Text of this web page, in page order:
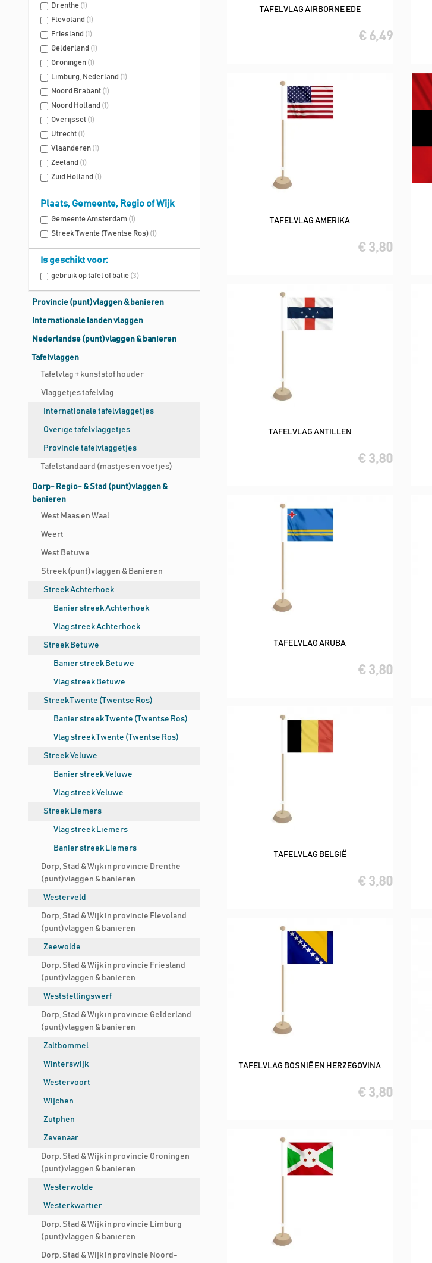
Drenthe (1)
Flevoland (1)
Friesland (1)
Gelderland (1)
Groningen (1)
Limburg, Nederland (1)
Noord Brabant (1)
Noord Holland (1)
Overijssel (1)
Utrecht (1)
Vlaanderen (1)
Zeeland (1)
Zuid Holland (1)
Plaats, Gemeente, Regio of Wijk
Gemeente Amsterdam (1)
Streek Twente (Twentse Ros) (1)
Is geschikt voor:
gebruik op tafel of balie (3)
Provincie (punt)vlaggen & banieren
Internationale landen vlaggen
Nederlandse (punt)vlaggen & banieren
Tafelvlaggen
Tafelvlag + kunststof houder
Vlaggetjes tafelvlag
Internationale tafelvlaggetjes
Overige tafelvlaggetjes
Provincie tafelvlaggetjes
Tafelstandaard (mastjes en voetjes)
Dorp- Regio- & Stad (punt)vlaggen &
banieren
West Maas en Waal
Weert
West Betuwe
Streek (punt)vlaggen & Banieren
Streek Achterhoek
Banier streek Achterhoek
Vlag streek Achterhoek
Streek Betuwe
Banier streek Betuwe
Vlag streek Betuwe
Streek Twente (Twentse Ros)
Banier streek Twente (Twentse Ros)
Vlag streek Twente (Twentse Ros)
Streek Veluwe
Banier streek Veluwe
Vlag streek Veluwe
Streek Liemers
Vlag streek Liemers
Banier streek Liemers
Dorp, Stad & Wijk in provincie Drenthe
(punt)vlaggen & banieren
Westerveld
Dorp, Stad & Wijk in provincie Flevoland
(punt)vlaggen & banieren
Zeewolde
Dorp, Stad & Wijk in provincie Friesland
(punt)vlaggen & banieren
Weststellingswerf
Dorp, Stad & Wijk in provincie Gelderland
(punt)vlaggen & banieren
Zaltbommel
Winterswijk
Westervoort
Wijchen
Zutphen
Zevenaar
Dorp, Stad & Wijk in provincie Groningen
(punt)vlaggen & banieren
Westerwolde
Westerkwartier
Dorp, Stad & Wijk in provincie Limburg
(punt)vlaggen & banieren
Dorp, Stad & Wijk in provincie Noord-
In winkelwagen
TAFELVLAG AIRBORNE EDE
€ 6,49
In winkelwagen
TAFELVLAG AMERIKA
€ 3,80
In winkelwagen
TAFELVLAG ANTILLEN
€ 3,80
In winkelwagen
TAFELVLAG ARUBA
€ 3,80
In winkelwagen
TAFELVLAG BELGIË
€ 3,80
In winkelwagen
TAFELVLAG BOSNIË EN HERZEGOVINA
€ 3,80